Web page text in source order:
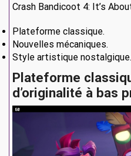
Crash Bandicoot 4: It’s
Plateforme classique.
Nouvelles mécaniques.
Style artistique nostalgique.
Plateforme
d’originalité à bas